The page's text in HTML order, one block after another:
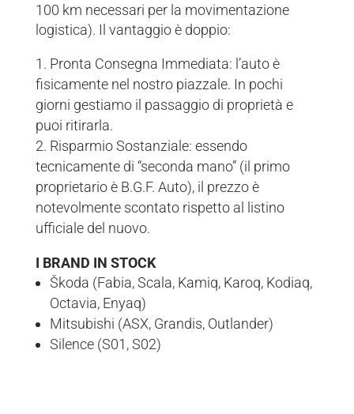
100 km necessari per la movimentazione
logistica). Il vantaggio è doppio:
Pronta Consegna Immediata: l’auto è
fisicamente nel nostro piazzale. In pochi
giorni gestiamo il passaggio di proprietà e
puoi ritirarla.
Risparmio Sostanziale: essendo
tecnicamente di “seconda mano” (il primo
proprietario è B.G.F. Auto), il prezzo è
notevolmente scontato rispetto al listino
ufficiale del nuovo.
I BRAND IN STOCK
Škoda (Fabia, Scala, Kamiq, Karoq, Kodiaq,
Octavia, Enyaq)
Mitsubishi (ASX, Grandis, Outlander)
Silence (S01, S02)